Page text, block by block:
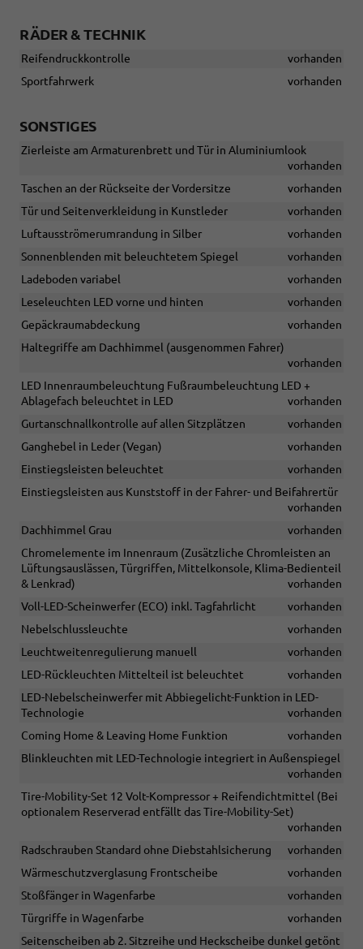
RÄDER & TECHNIK
Reifendruckkontrolle
vorhanden
Sportfahrwerk
vorhanden
SONSTIGES
Zierleiste am Armaturenbrett und Tür in Aluminiumlook
vorhanden
Taschen an der Rückseite der Vordersitze
vorhanden
Tür und Seitenverkleidung in Kunstleder
vorhanden
Luftausströmerumrandung in Silber
vorhanden
Sonnenblenden mit beleuchtetem Spiegel
vorhanden
Ladeboden variabel
vorhanden
Leseleuchten LED vorne und hinten
vorhanden
Gepäckraumabdeckung
vorhanden
Haltegriffe am Dachhimmel (ausgenommen Fahrer)
vorhanden
LED Innenraumbeleuchtung Fußraumbeleuchtung LED +
Ablagefach beleuchtet in LED
vorhanden
Gurtanschnallkontrolle auf allen Sitzplätzen
vorhanden
Ganghebel in Leder (Vegan)
vorhanden
Einstiegsleisten beleuchtet
vorhanden
Einstiegsleisten aus Kunststoff in der Fahrer- und Beifahrertür
vorhanden
Dachhimmel Grau
vorhanden
Chromelemente im Innenraum (Zusätzliche Chromleisten an
Lüftungsauslässen, Türgriffen, Mittelkonsole, Klima-Bedienteil
& Lenkrad)
vorhanden
Voll-LED-Scheinwerfer (ECO) inkl. Tagfahrlicht
vorhanden
Nebelschlussleuchte
vorhanden
Leuchtweitenregulierung manuell
vorhanden
LED-Rückleuchten Mittelteil ist beleuchtet
vorhanden
LED-Nebelscheinwerfer mit Abbiegelicht-Funktion in LED-
Technologie
vorhanden
Coming Home & Leaving Home Funktion
vorhanden
Blinkleuchten mit LED-Technologie integriert in Außenspiegel
vorhanden
Tire-Mobility-Set 12 Volt-Kompressor + Reifendichtmittel (Bei
optionalem Reserverad entfällt das Tire-Mobility-Set)
vorhanden
Radschrauben Standard ohne Diebstahlsicherung
vorhanden
Wärmeschutzverglasung Frontscheibe
vorhanden
Stoßfänger in Wagenfarbe
vorhanden
Türgriffe in Wagenfarbe
vorhanden
Seitenscheiben ab 2. Sitzreihe und Heckscheibe dunkel getönt